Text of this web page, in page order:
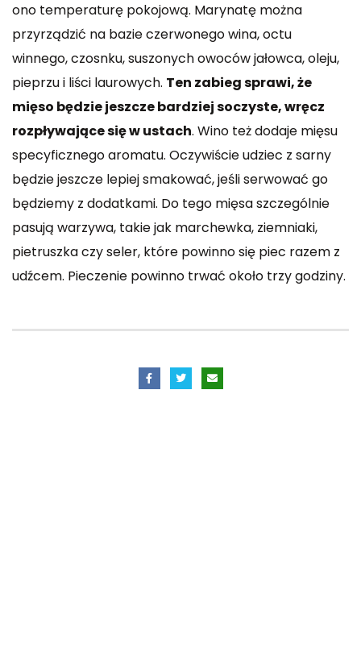
ono temperaturę pokojową. Marynatę można
przyrządzić na bazie czerwonego wina, octu
winnego, czosnku, suszonych owoców jałowca, oleju,
pieprzu i liści laurowych. Ten zabieg sprawi, że
mięso będzie jeszcze bardziej soczyste, wręcz
rozpływające się w ustach. Wino też dodaje mięsu
specyficznego aromatu. Oczywiście udziec z sarny
będzie jeszcze lepiej smakować, jeśli serwować go
będziemy z dodatkami. Do tego mięsa szczególnie
pasują warzywa, takie jak marchewka, ziemniaki,
pietruszka czy seler, które powinno się piec razem z
udźcem. Pieczenie powinno trwać około trzy godziny.